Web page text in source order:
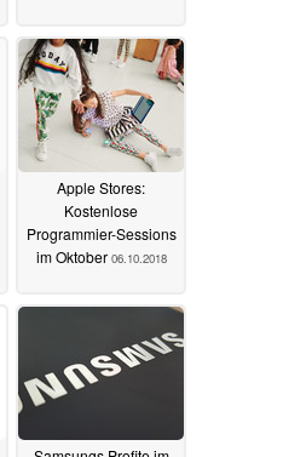
Apple Stores:
Kostenlose
Programmier-Sessions
im Oktober 06.10.2018